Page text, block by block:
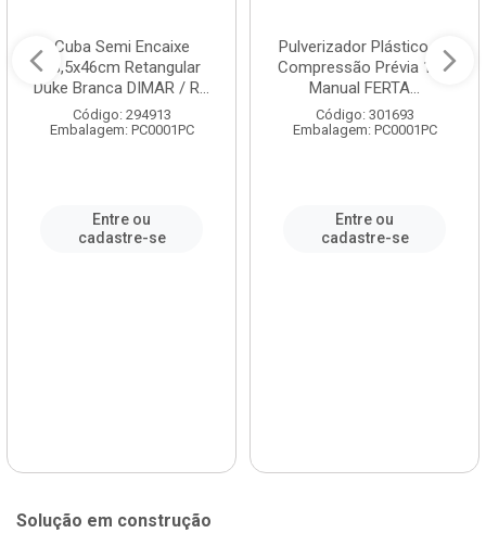
Cuba Semi Encaixe
58,5x46cm Retangular
Duke Branca DIMAR / R...
Código: 294913
Embalagem: PC0001PC
Entre ou
cadastre-se
Pulverizador Plástico de
Compressão Prévia 1,5L
Manual FERTA...
Código: 301693
Embalagem: PC0001PC
Entre ou
cadastre-se
Solução em construção